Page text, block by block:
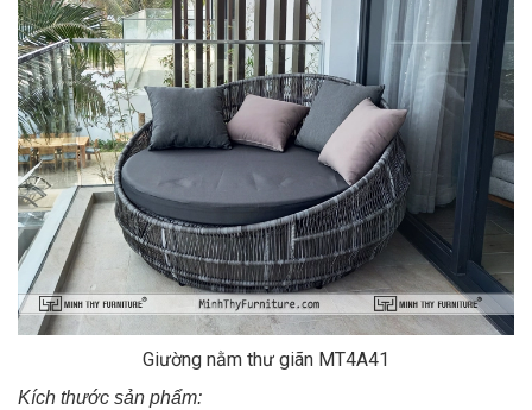
Giường nằm thư giãn MT4A41
Kích thước sản phẩm: